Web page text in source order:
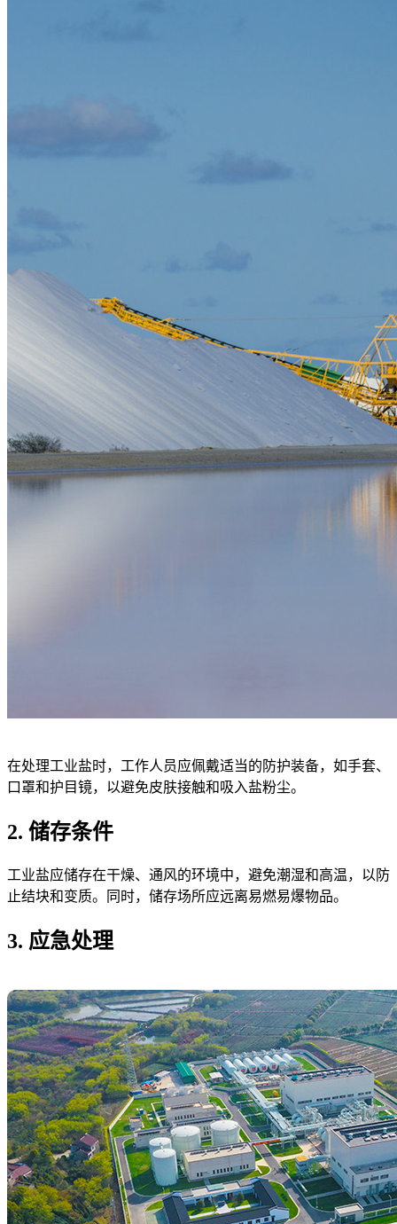
在处理工业盐时，工作人员应佩戴适当的防护装备，如手套、
口罩和护目镜，以避免皮肤接触和吸入盐粉尘。
2. 储存条件
工业盐应储存在干燥、通风的环境中，避免潮湿和高温，以防
止结块和变质。同时，储存场所应远离易燃易爆物品。
3. 应急处理